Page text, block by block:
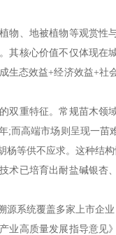
、地被植物等观赏性
其核心价值不仅体现
生态效益+经济效益+
重特征。常规苗木领
而高端市场则呈现一苗
杨等供不应求。这种结
已培育出耐盐碱银杏
系统覆盖多家上市企业
高质量发展指导意见